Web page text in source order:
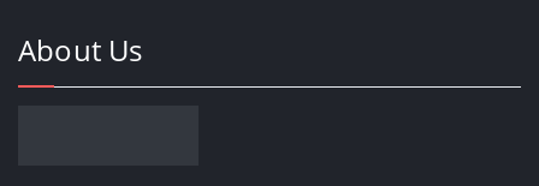
About Us